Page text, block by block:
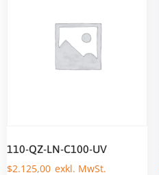
110-QZ-LN-C100-UV
$2.125,00